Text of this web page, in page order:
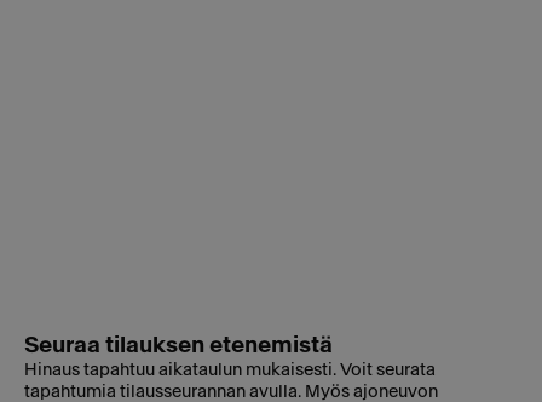
Seuraa tilauksen etenemistä
Hinaus tapahtuu aikataulun mukaisesti. Voit seurata
tapahtumia tilausseurannan avulla. Myös ajoneuvon